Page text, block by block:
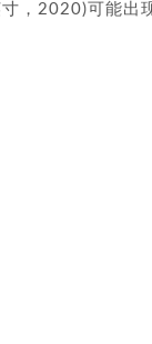
，2020)可能出